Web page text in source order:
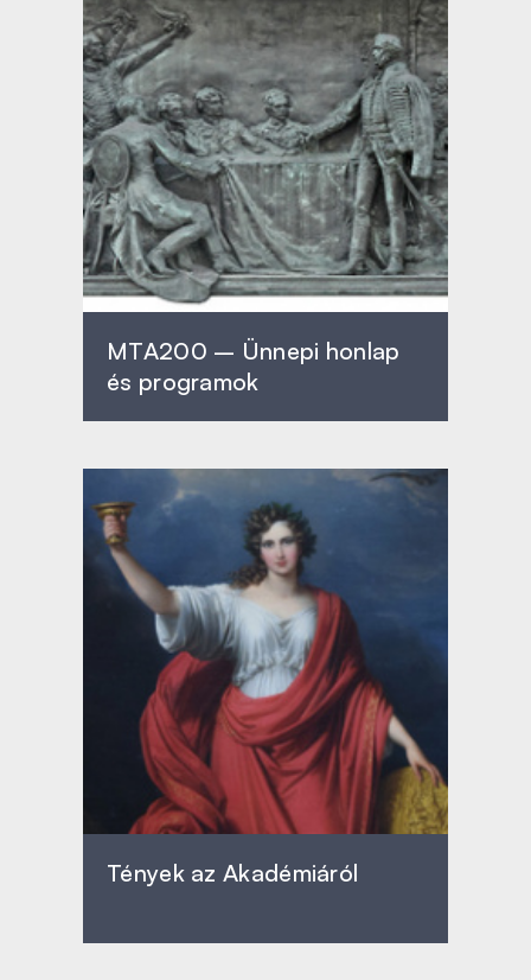
MTA200 – Ünnepi honlap
és programok
Tények az Akadémiáról